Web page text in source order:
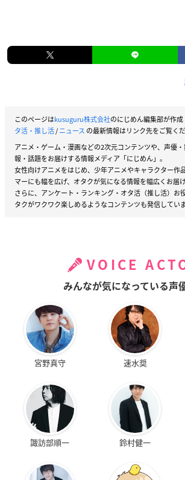
このページはkusuguru株式会社のにじめん編集部が作成
タ活・推し活/ニュース の最新情報はリンク先をご覧くだ
アニメ・ゲーム・漫画などの2次元コンテンツや、声優
報・話題をお届けする情報メディア「にじめん」。
女性向けアニメをはじめ、少年アニメやキャラクター作
マーにも幅を広げ、オタクが気になる情報を幅広くお届け
さらに、アンケート・ランキング・オタ活（推し活）お
タクがワクワク楽しめるようなコンテンツも発信していま
VOICE
みんなが気になっている声
宮野真守 速水奨
諏訪部順一 鈴村健一